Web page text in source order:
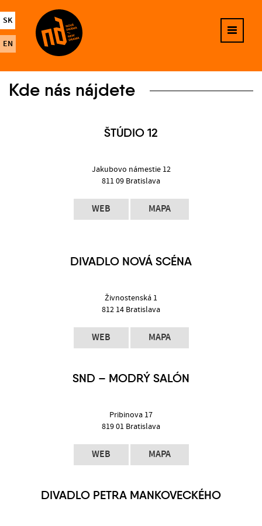
SK
EN
Kde nás nájdete
ŠTÚDIO 12
Jakubovo námestie 12
811 09 Bratislava
WEB MAPA
DIVADLO NOVÁ SCÉNA
Živnostenská 1
812 14 Bratislava
WEB MAPA
SND – MODRÝ SALÓN
Pribinova 17
819 01 Bratislava
WEB MAPA
DIVADLO PETRA MANKOVECKÉHO